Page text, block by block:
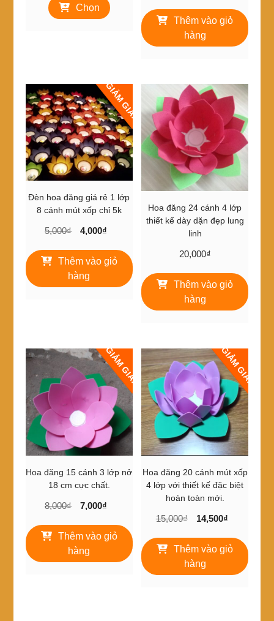
12,000₫
1,120,000₫
Chọn
phẩm
Các
tùy
chọn
có
thể
được
chọn
trên
sản
phẩm
là:
6,000₫.
tại
5,000₫.
Thêm vào giỏ
hàng
GIẢM GIÁ!
Đèn hoa đăng giá rẻ 1 lớp
8 cánh mút xốp chỉ 5k
5,000₫
Giá
là:
5,000₫.
4,000₫
tại
4,000₫.
Thêm vào giỏ
hàng
Hoa đăng 24 cánh 4 lớp
thiết kế dày dặn đẹp lung
linh
20,000₫
Thêm vào giỏ
hàng
GIẢM GIÁ!
Hoa đăng 15 cánh 3 lớp nở
18 cm cực chất.
8,000₫
Giá
là:
8,000₫.
7,000₫
tại
7,000₫.
Thêm vào giỏ
hàng
GIẢM GIÁ!
Hoa đăng 20 cánh mút xốp
4 lớp với thiết kế đặc biệt
hoàn toàn mới.
15,000₫
Giá
là:
15,000₫.
14,500₫
tại
14,500₫.
Thêm vào giỏ
hàng